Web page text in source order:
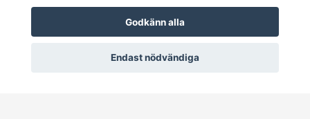
Godkänn alla
Endast nödvändiga